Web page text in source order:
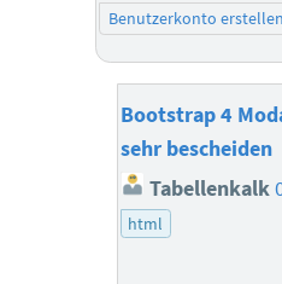
Benutzerkonto erstellen
Bootstrap 4
sehr bescheiden
Tabellenkalk
html